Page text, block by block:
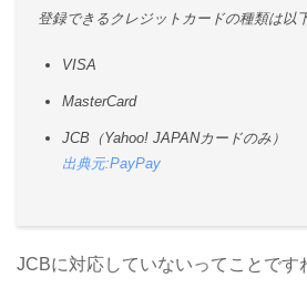
登録できるクレジットカードの種類は以
VISA
MasterCard
JCB（Yahoo! JAPANカードのみ）
出典元:PayPay
JCBに対応していないってことです